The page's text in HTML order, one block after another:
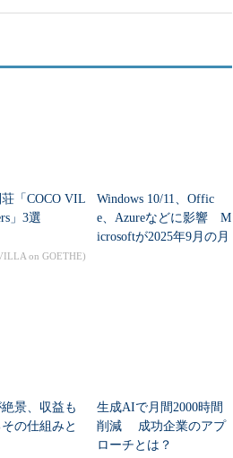
携を容易に
ォーマットでデータを交換する
」などのJSONを利用するコン
SQL Databaseに対応する任意の言
を行えるようになる。
として保存されたスキーマレス
「COCO VIL
」3選
on GOETHE)
Windows 10/11、Offic
e、Azureなどに影響 M
icrosoftが2025年9月の月
景、収益も
の仕組みと
生成AIで月間2000時間
削減 成功企業のアプ
ローチとは？